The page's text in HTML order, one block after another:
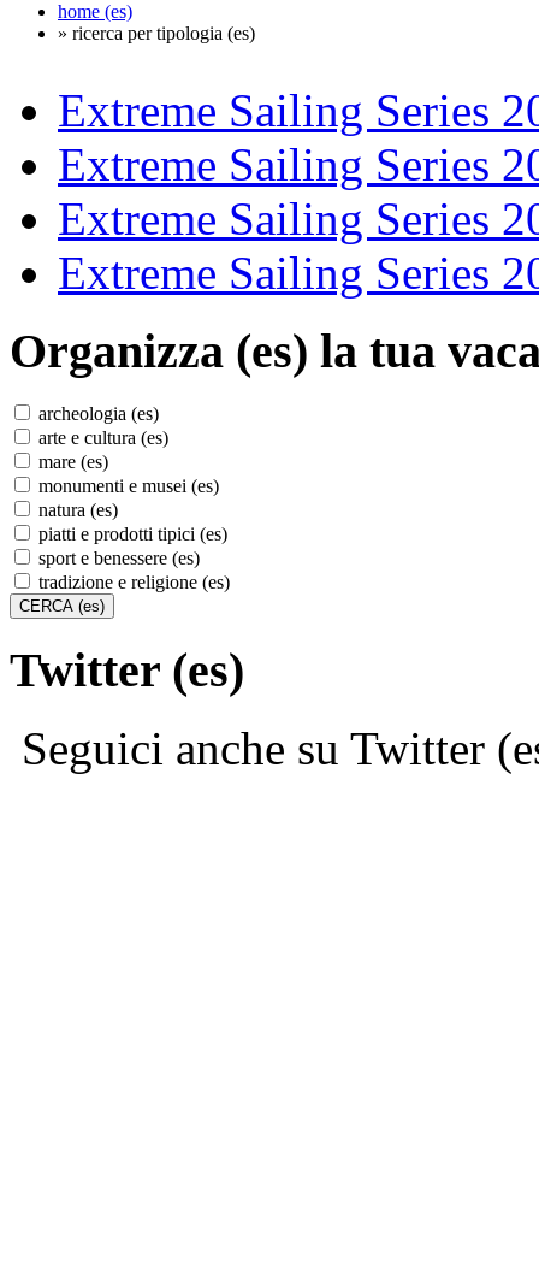
home (es)
» ricerca per tipologia (es)
Extreme Sailing Series
Extreme Sailing Series
Extreme Sailing Series
Extreme Sailing Series
Organizza (es) la tua
archeologia (es)
arte e cultura (es)
mare (es)
monumenti e musei (es)
natura (es)
piatti e prodotti tipici (es)
sport e benessere (es)
tradizione e religione (es)
Twitter (es)
Seguici anche su Twitter